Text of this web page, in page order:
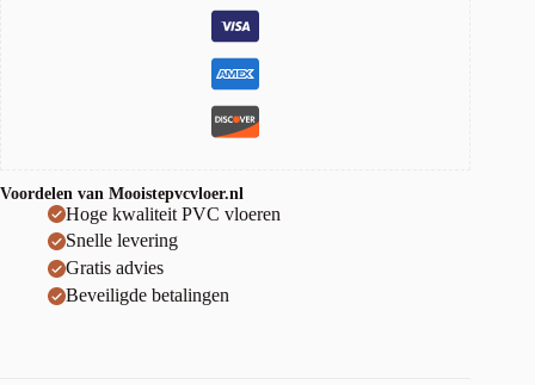
Voordelen van Mooistepvcvloer.nl
Hoge kwaliteit PVC vloeren
Snelle levering
Gratis advies
Beveiligde betalingen